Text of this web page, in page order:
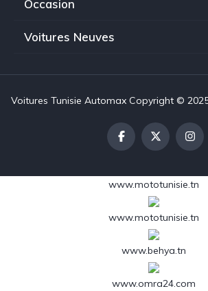
Occasion
Voitures Neuves
Voitures Tunisie Automax Copyright ©
www.mototunisie.tn
www.mototunisie.tn
www.behya.tn
www.omra24.com